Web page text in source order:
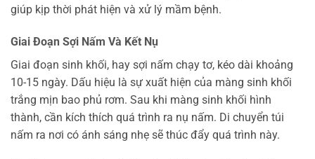
giúp kịp thời phát hiện và xử lý mầm bệnh.
Giai Đoạn Sợi Nấm Và Kết Nụ
Giai đoạn sinh khối, hay sợi nấm chạy tơ, kéo dài khoảng
10-15 ngày. Dấu hiệu là sự xuất hiện của màng sinh khối
trắng mịn bao phủ rơm. Sau khi màng sinh khối hình
thành, cần kích thích quá trình ra nụ nấm. Di chuyển túi
nấm ra nơi có ánh sáng nhẹ sẽ thúc đẩy quá trình này.